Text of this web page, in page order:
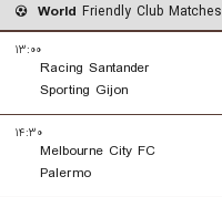
World Friendly Club Matches
۱۳:۰۰
Racing Santander
Sporting Gijon
۱۴:۳۰
Melbourne City FC
Palermo